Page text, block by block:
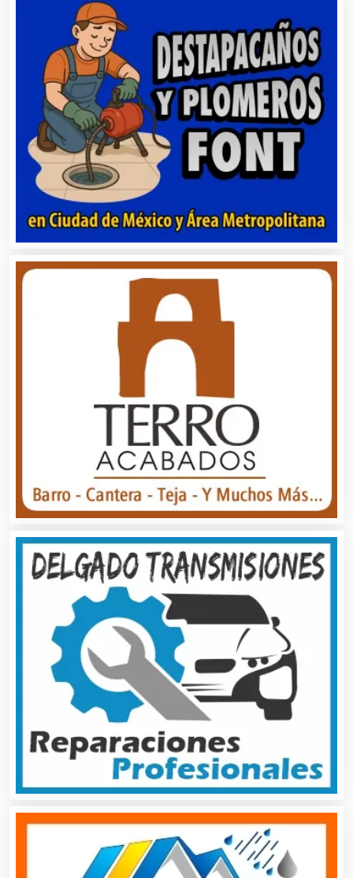
Artes Gráficas
Artesanías
Artículos de Oficina
Artículos de Piel
Artículos Deportivos
Artículos Importados
Artículos para el Hogar
Artículos para Regalos
Artículos Personales
Artículos Publicitarios
Aseguradoras
Asesores Técnicos
Asesoría Fiscal